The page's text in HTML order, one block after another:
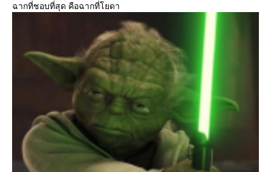
ฉากที่ชอบที่สุด คือฉากที่โยดา